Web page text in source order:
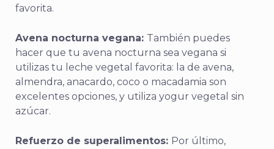
favorita.
Avena nocturna vegana: También puedes
hacer que tu avena nocturna sea vegana si
utilizas tu leche vegetal favorita: la de avena,
almendra, anacardo, coco o macadamia son
excelentes opciones, y utiliza yogur vegetal sin
azúcar.
Refuerzo de superalimentos: Por último,